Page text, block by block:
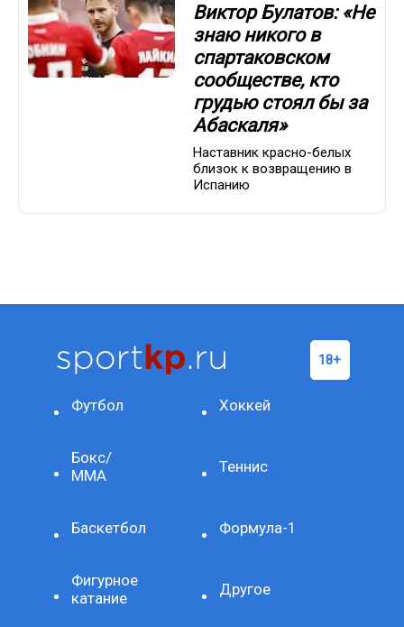
Виктор Булатов: «Не
знаю никого в
спартаковском
сообществе, кто
грудью стоял бы за
Абаскаля»
Наставник красно-белых
близок к возвращению в
Испанию
Футбол Хоккей
Бокс/
ММА
Теннис
Баскетбол Формула-1
Фигурное
катание
Другое